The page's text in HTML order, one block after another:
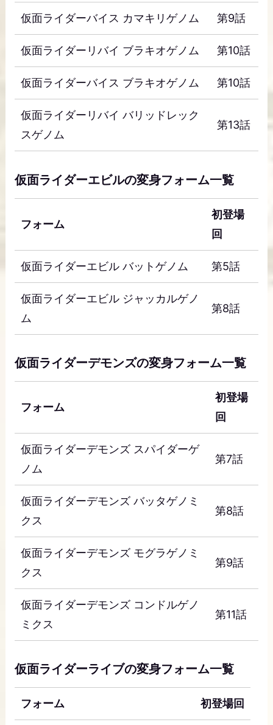
仮面ライダーバイス カマキリゲノム 第9話
仮面ライダーリバイ ブラキオゲノム 第10話
仮面ライダーバイス ブラキオゲノム 第10話
仮面ライダーリバイ バリッドレック
スゲノム
第13話
仮面ライダーエビルの変身フォーム一覧
フォーム
初登場
回
仮面ライダーエビル バットゲノム 第5話
仮面ライダーエビル ジャッカルゲノ
ム
第8話
仮面ライダーデモンズの変身フォーム一覧
フォーム
初登場
回
仮面ライダーデモンズ スパイダーゲ
ノム
第7話
仮面ライダーデモンズ バッタゲノミ
クス
第8話
仮面ライダーデモンズ モグラゲノミ
クス
第9話
仮面ライダーデモンズ コンドルゲノ
ミクス
第11話
仮面ライダーライブの変身フォーム一覧
フォーム 初登場回